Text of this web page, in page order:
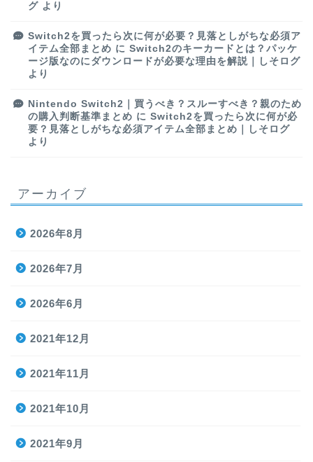
グ より
Switch2を買ったら次に何が必要？見落としがちな必須ア
イテム全部まとめ に Switch2のキーカードとは？パッケ
ージ版なのにダウンロードが必要な理由を解説｜しそログ
より
Nintendo Switch2｜買うべき？スルーすべき？親のため
の購入判断基準まとめ に Switch2を買ったら次に何が必
要？見落としがちな必須アイテム全部まとめ｜しそログ
より
アーカイブ
2026年8月
2026年7月
2026年6月
2021年12月
2021年11月
2021年10月
2021年9月